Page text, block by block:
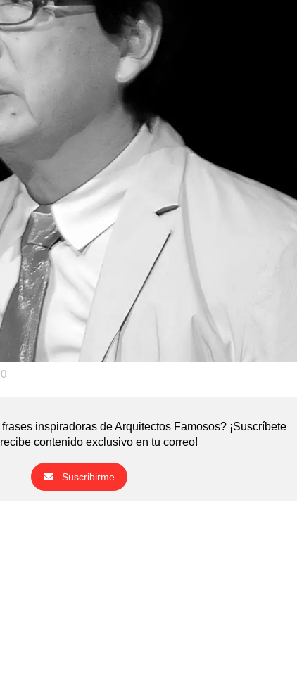
inspiradoras de Arquitectos Famosos? ¡Suscríbete
contenido exclusivo en tu correo!
Suscribirme